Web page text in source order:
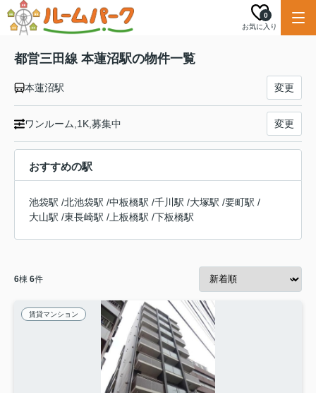
お気に入り
0
都営三田線 本蓮沼駅の物件一覧
本蓮沼駅 変更
ワンルーム,1K,募集中 変更
おすすめの駅
池袋駅 /北池袋駅 /中板橋駅 /千川駅 /大塚駅 /要町駅 /
大山駅 /東長崎駅 / 上板橋駅 /下板橋駅
6棟 6件
賃貸マンション